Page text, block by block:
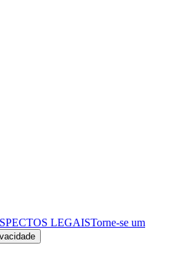
LEGAISTorne-se um